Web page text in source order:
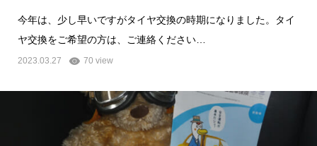
今年は、少し早いですがタイヤ交換の時期になりました。タイ
ヤ交換をご希望の方は、ご連絡ください…
2023.03.27 70 view